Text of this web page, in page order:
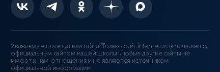
Уважаемые посетители сайта! Только сайт interneturok.ru является
официальным сайтом нашей школы! Любые другие сайты не
имеют к нам отношения и не являются источником
официальной информации.